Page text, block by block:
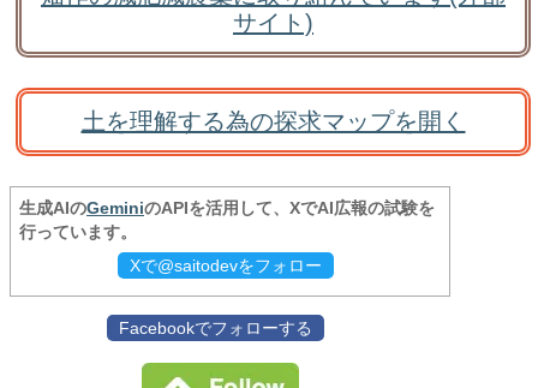
サイト)
土を理解する為の探求マップを開く
生成AIのGeminiのAPIを活用して、XでAI広報の試験を
行っています。
Xで@saitodevをフォロー
Facebookでフォローする